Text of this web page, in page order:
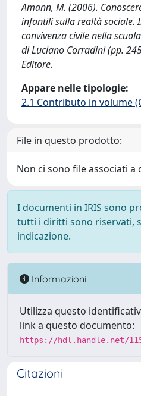
Amann, M. (2006).
infantili sulla realtà sociale.
convivenza civile nella
di Luciano Corradini (pp.
Editore.
Appare nelle tipologie:
2.1 Contributo in volume
File in questo prodotto:
Non ci sono file associati
I documenti in IRIS sono
tutti i diritti sono riservati,
indicazione.
Informazioni
Utilizza questo
link a questo documento:
https://hdl.handle.net/
Citazioni